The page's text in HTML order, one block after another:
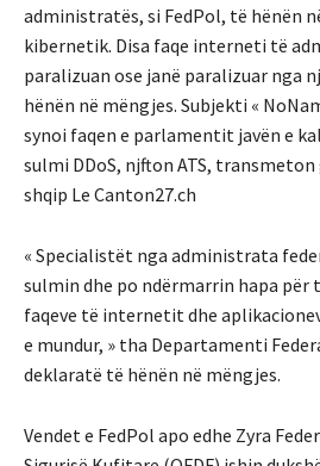
administratës, si FedPol, të hënën
kibernetik. Disa faqe interneti të
paralizuan ose janë paralizuar nga
hënën në mëngjes. Subjekti «
synoi faqen e parlamentit javën e
sulmi DDoS, njfton ATS,
shqip Le Canton27.ch
« Specialistët nga administrata
sulmin dhe po ndërmarrin hapa për
faqeve të internetit dhe
e mundur, » tha Departamenti
deklaratë të hënën në mëngjes.
Vendet e FedPol apo edhe Zyra